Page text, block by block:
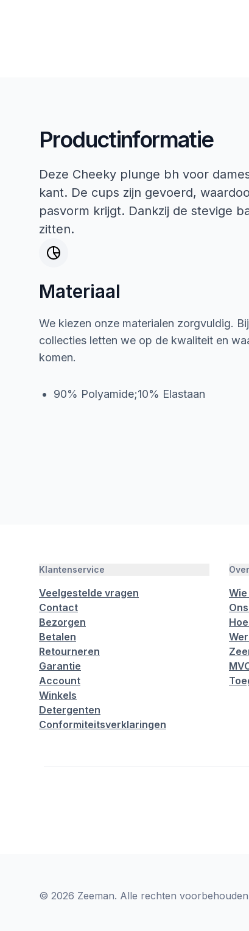
Productinformatie
Deze Cheeky plunge bh voor
kant. De cups zijn gevoerd,
pasvorm krijgt. Dankzij de stevige
zitten.
Materiaal
We kiezen onze materialen zorgvuldig.
collecties letten we op de kwaliteit en
komen.
90% Polyamide;10% Elastaan
Klantenservice
Veelgestelde vragen
Contact
Bezorgen
Betalen
Retourneren
Garantie
Account
Winkels
Detergenten
Conformiteitsverklaringen
© 2026 Zeeman. Alle rechten